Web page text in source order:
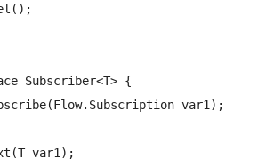
Subscriber<T> {
var1);
var1);